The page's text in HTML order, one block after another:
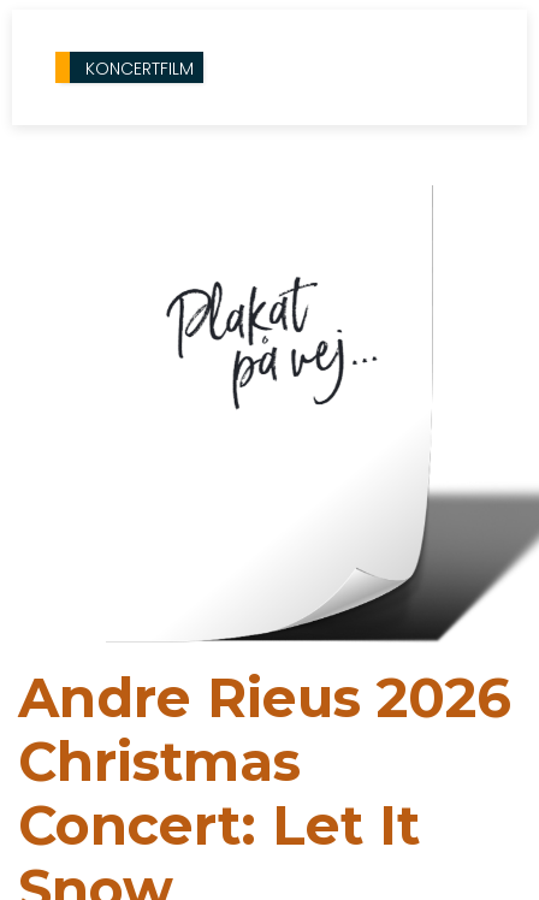
KONCERTFILM
Andre Rieus 2026
Christmas
Concert: Let It